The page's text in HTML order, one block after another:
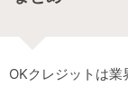
OKクレジットは業